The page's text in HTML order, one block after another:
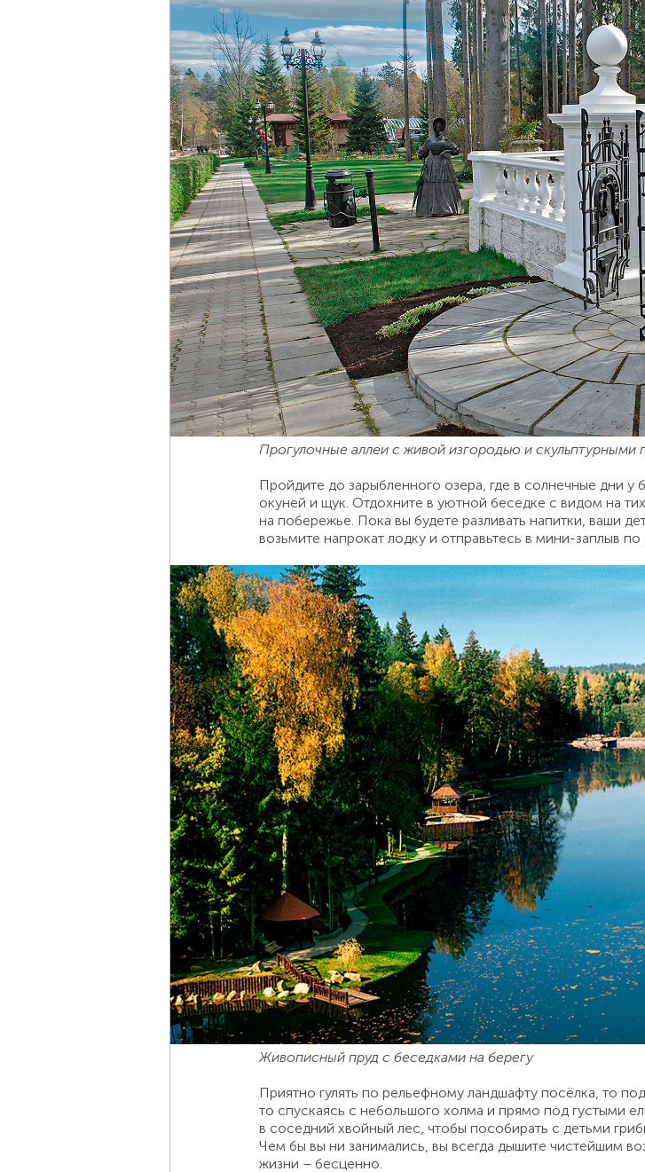
Прогулочные аллеи с живой изгородью и скульптурными
Пройдите до зарыбленного озера, где в солнечные дни у
окуней и щук. Отдохните в уютной беседке с видом на
на побережье. Пока вы будете разливать напитки, ваши
возьмите напрокат лодку и отправьтесь в мини-заплыв по
Живописный пруд с беседками на берегу
Приятно гулять по рельефному ландшафту посёлка, то
то спускаясь с небольшого холма и прямо под густыми
в соседний хвойный лес, чтобы пособирать с детьми
Чем бы вы ни занимались, вы всегда дышите чистейшим
жизни – бесценно.